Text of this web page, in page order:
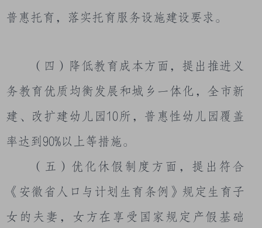
普惠托育，落实托育服务设施建设要求。
（四）降低教育成本方面，提出推进义
务教育优质均衡发展和城乡一体化，全市新
建、改扩建幼儿园10所，普惠性幼儿园覆盖
率达到 90%以上等措施。
（五）优化休假制度方面，提出符合
《安徽省人口与计划生育条例》规定生育子
女的夫妻，女方在享受国家规定产假基础